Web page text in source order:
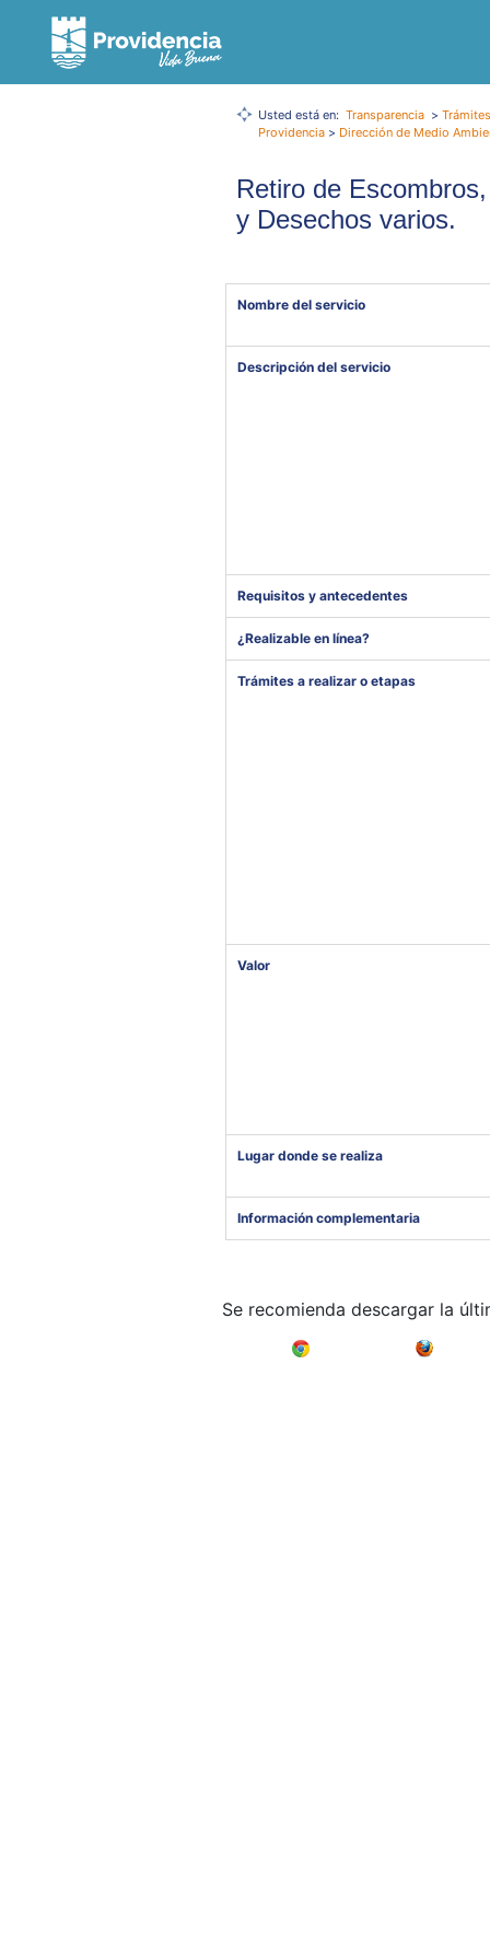
Usted está en: Transparencia >
Providencia > Dirección de Medio
Retiro de
y Desechos varios.
Nombre del servicio
Descripción del servicio
Requisitos y antecedentes
¿Realizable en línea?
Trámites a realizar o etapas
Valor
Lugar donde se realiza
Información complementaria
Se recomienda descargar la